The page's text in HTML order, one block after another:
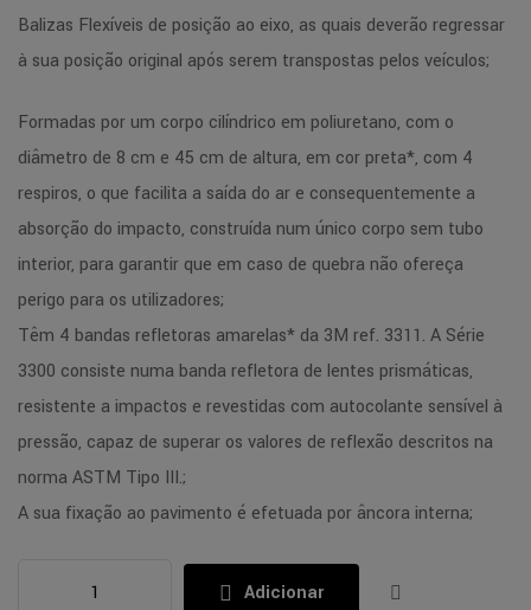
Balizas Flexíveis de posição ao eixo, as quais deverão regressar
à sua posição original após serem transpostas pelos veículos;
Formadas por um corpo cilíndrico em poliuretano, com o
diâmetro de 8 cm e 45 cm de altura, em cor preta*, com 4
respiros, o que facilita a saída do ar e consequentemente a
absorção do impacto, construída num único corpo sem tubo
interior, para garantir que em caso de quebra não ofereça
perigo para os utilizadores;
Têm 4 bandas refletoras amarelas* da 3M ref. 3311. A Série
3300 consiste numa banda refletora de lentes prismáticas,
resistente a impactos e revestidas com autocolante sensível à
pressão, capaz de superar os valores de reflexão descritos na
norma ASTM Tipo III.;
A sua fixação ao pavimento é efetuada por âncora interna;
Adicionar